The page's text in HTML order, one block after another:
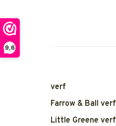
9,6
verf
Farrow & Ball verf
Little Greene verf